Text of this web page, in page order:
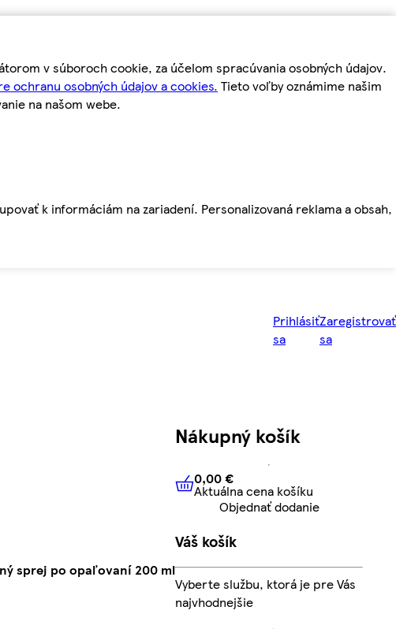
v súboroch cookie, za účelom spracúvania osobných údajov.
ochranu osobných údajov a cookies. Tieto voľby oznámime našim
na našom webe.
k informáciám na zariadení. Personalizovaná reklama a obsah,
Prihlásiť
sa
Zaregistrovať
sa
sprej po opaľovaní 200 ml
Nákupný košík
0,00 € Aktuálna cena košíku
0,00 €
Aktuálna cena košíku
Objednať dodanie
Váš košík
Vyberte službu, ktorá je pre Vás
najvhodnejšie